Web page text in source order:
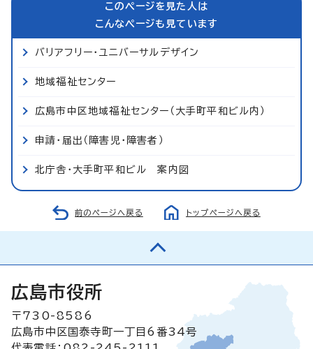
このページを見た人は
こんなページも見ています
バリアフリー・ユニバーサルデザイン
地域福祉センター
広島市中区地域福祉センター（大手町平和ビル内）
申請・届出（障害児・障害者）
北庁舎・大手町平和ビル 案内図
前のページへ戻る トップページへ戻る
広島市役所
〒730-8586
広島市中区国泰寺町一丁目6番34号